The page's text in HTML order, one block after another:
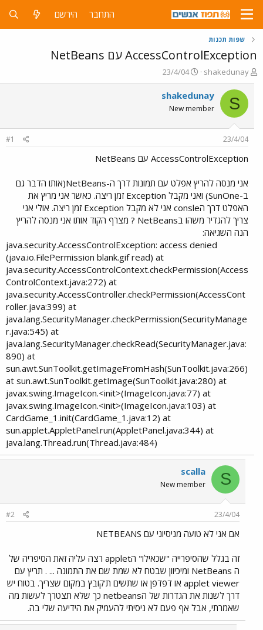
התחבר הירשם
שפות תכנות
AccessControlException עם NetBeans
פ
ו
ת
ח
ה
ש
א
shakedunay
פ
ו
ר
ם
ר
23/4/04
S
shakedunay
New member
23/4/04
#1
AccessControlException עם NetBeans
אני מנסה להריץ אפלט עם תמונות דרך ה-NetBeans(אותו הדבר גם
ב-SunOne) ואני מקבל Exception זמן ריצה. כאשר אני מריץ את
האפלט דרך הconsle אני לא מקבל Exception זמן ריצה. אולי אני
צריך להגדיר משהו בNetBeans ? מצרף הקוד אותו אני מנסה להריץ
הנה השגיאה:
java.security.AccessControlException: access denied
(java.io.FilePermission blank.gif read) at
java.security.AccessControlContext.checkPermission(Access
ControlContext.java:272) at
java.security.AccessController.checkPermission(AccessCont
roller.java:399) at
java.lang.SecurityManager.checkPermission(SecurityManage
r.java:545) at
java.lang.SecurityManager.checkRead(SecurityManager.java:
890) at
sun.awt.SunToolkit.getImageFromHash(SunToolkit.java:266)
at sun.awt.SunToolkit.getImage(SunToolkit.java:280) at
javax.swing.ImageIcon.<init>(ImageIcon.java:77) at
javax.swing.ImageIcon.<init>(ImageIcon.java:103) at
CardGame_1.init(CardGame_1.java:12) at
sun.applet.AppletPanel.run(AppletPanel.java:344) at
java.lang.Thread.run(Thread.java:484)​
S
scalla
New member
23/4/04
#2
אם אני לא טועה מניסיוני עם NETBEANS
זה בגלל שהסיפרייה "שכאילו" הapplet רצה עליה זאת הסיפריה של
ה NetBeans ומיכיוון שבטח לא שמת שם את התמונה ... . תריץ עם
applet viewer או דפדפן או שתשים ת'קובץ במקום שצריך. בטוח יש
דרך לשנות את הגדרות של הnetbeans כך שלא תצטרך לעשות מה
שאמרתי, אבל אף פעם לא ניסיתי להעמיק את הידיעה שלי בה.